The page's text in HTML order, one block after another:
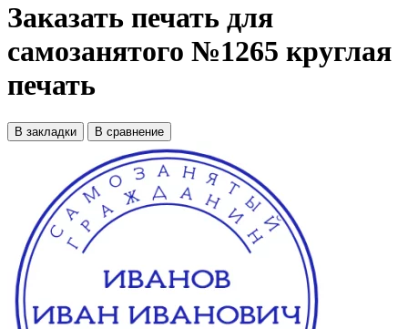
Заказать печать для
самозанятого №1265 круглая
печать
В закладки В сравнение